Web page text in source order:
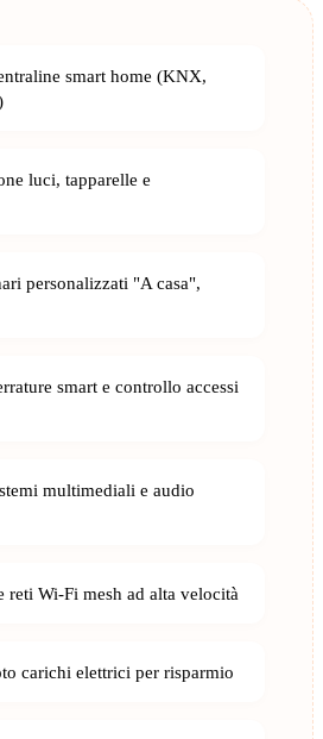
smart home (KNX,
luci, tapparelle e
personalizzati "A casa",
smart e controllo accessi
multimediali e audio
reti Wi-Fi mesh ad alta velocità
carichi elettrici per risparmio